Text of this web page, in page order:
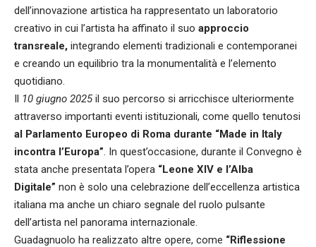
dell’innovazione artistica ha rappresentato un laboratorio
creativo in cui l’artista ha affinato il suo approccio
transreale, integrando elementi tradizionali e contemporanei
e creando un equilibrio tra la monumentalità e l’elemento
quotidiano.
Il 10 giugno 2025il suo percorso si arricchisce ulteriormente
attraverso importanti eventi istituzionali, come quello tenutosi
al Parlamento Europeo di Roma durante “Made in Italy
incontra l’Europa” . In quest’occasione, durante il Convegno è
stata anche presentata l’opera “Leone XIV e l’Alba
Digitale” non è solo una celebrazione dell’eccellenza artistica
italiana ma anche un chiaro segnale del ruolo pulsante
dell’artista nel panorama internazionale.
Guadagnuolo ha realizzato altre opere, come “Riflessione